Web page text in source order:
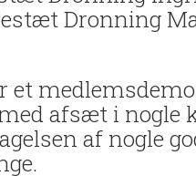
Dronning
et
afsæt i nogle
af nogle